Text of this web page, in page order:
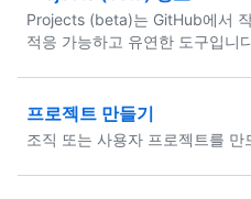
Projects (beta)는 GitHub에서
적응 가능하고 유연한 도구입니
프로젝트 만들기
조직 또는 사용자 프로젝트를